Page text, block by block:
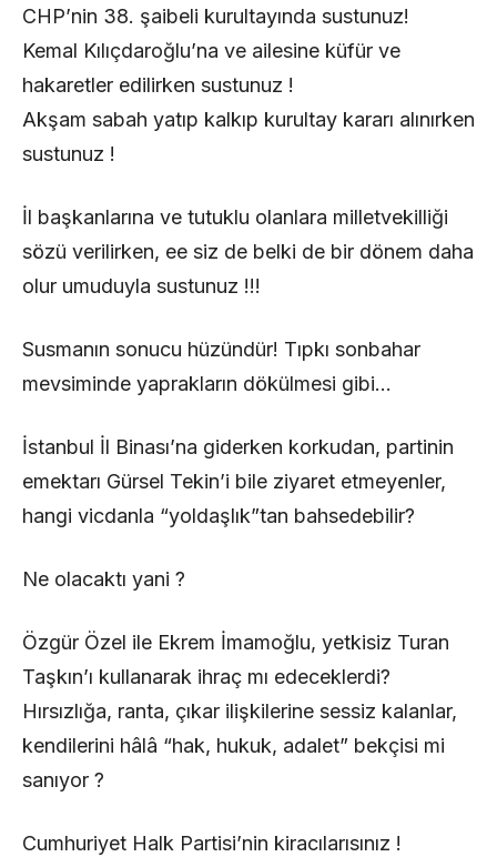
CHP’nin 38. şaibeli kurultayında sustunuz!
Kemal Kılıçdaroğlu’na ve ailesine küfür ve
hakaretler edilirken sustunuz !
Akşam sabah yatıp kalkıp kurultay kararı alınırken
sustunuz !
İl başkanlarına ve tutuklu olanlara milletvekilliği
sözü verilirken, ee siz de belki de bir dönem daha
olur umuduyla sustunuz !!!
Susmanın sonucu hüzündür! Tıpkı sonbahar
mevsiminde yaprakların dökülmesi gibi…
İstanbul İl Binası’na giderken korkudan, partinin
emektarı Gürsel Tekin’i bile ziyaret etmeyenler,
hangi vicdanla “yoldaşlık”tan bahsedebilir?
Ne olacaktı yani ?
Özgür Özel ile Ekrem İmamoğlu, yetkisiz Turan
Taşkın’ı kullanarak ihraç mı edeceklerdi?
Hırsızlığa, ranta, çıkar ilişkilerine sessiz kalanlar,
kendilerini hâlâ “hak, hukuk, adalet” bekçisi mi
sanıyor ?
Cumhuriyet Halk Partisi’nin kiracılarısınız !